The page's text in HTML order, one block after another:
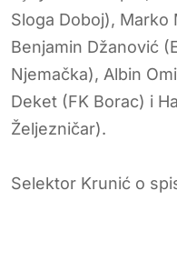
Sloga Doboj), Marko
Benjamin Džanović
Njemačka), Albin
Deket (FK Borac) i
Željezničar).
Selektor Krunić o